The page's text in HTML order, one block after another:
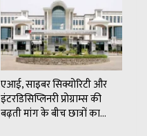
एआई, साइबर सिक्योरिटी और
इंटरडिसिप्लिनरी प्रोग्राम्स की
बढ़ती मांग के बीच छात्रों का…